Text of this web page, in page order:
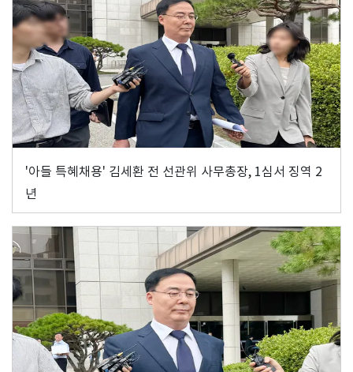
'아들 특혜채용' 김세환 전 선관위 사무총장, 1심서 징역 2
년